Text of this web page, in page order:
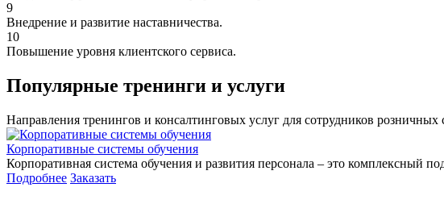
9
Внедрение и развитие наставничества.
10
Повышение уровня клиентского сервиса.
Популярные тренинги и услуги
Направления тренингов и консалтинговых услуг для сотрудников розничных
Корпоративные системы обучения
Корпоративная система обучения и развития персонала – это комплексный
Подробнее Заказать